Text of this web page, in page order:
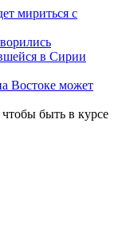
мириться с
в Сирии
Востоке может
чтобы быть в курсе